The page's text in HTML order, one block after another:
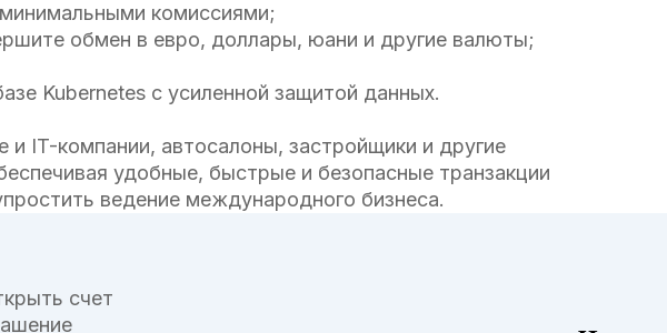
комиссиями;
обмен в евро, доллары, юани и другие валюты;
Kubernetes с усиленной защитой данных.
IT-компании, автосалоны, застройщики и другие
удобные, быстрые и безопасные транзакции
ведение международного бизнеса.
счет